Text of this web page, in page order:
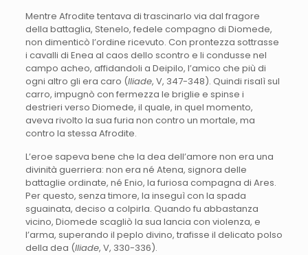
Mentre Afrodite tentava di trascinarlo via dal fragore
della battaglia, Stenelo, fedele compagno di Diomede,
non dimenticò l’ordine ricevuto. Con prontezza sottrasse
i cavalli di Enea al caos dello scontro e li condusse nel
campo acheo, affidandoli a Deipilo, l’amico che più di
ogni altro gli era caro (Iliade, V, 347-348). Quindi risalì sul
carro, impugnò con fermezza le briglie e spinse i
destrieri verso Diomede, il quale, in quel momento,
aveva rivolto la sua furia non contro un mortale, ma
contro la stessa Afrodite.
L’eroe sapeva bene che la dea dell’amore non era una
divinità guerriera: non era né Atena, signora delle
battaglie ordinate, né Enio, la furiosa compagna di Ares.
Per questo, senza timore, la inseguì con la spada
sguainata, deciso a colpirla. Quando fu abbastanza
vicino, Diomede scagliò la sua lancia con violenza, e
l’arma, superando il peplo divino, trafisse il delicato polso
della dea (Iliade, V, 330-336).